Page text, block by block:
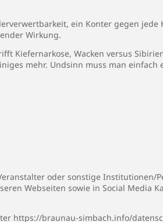
ein Konter gegen jede
Wirkung.
Kiefernarkose, Wacken versus
mehr. Undsinn muss man einfach
oder sonstige Institutionen/
Webseiten sowie in Social Media
https://braunau-simbach.info/